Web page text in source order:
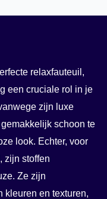
relaxfauteuil,
een cruciale rol in je
zijn luxe
schoon te
look. Echter, voor
zijn stoffen
Ze zijn
kleuren en texturen,